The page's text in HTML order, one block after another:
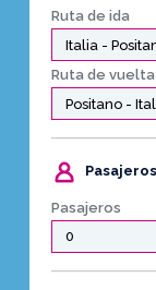
Ruta de ida
Ruta de vuelta
Pasajeros
Pasajeros